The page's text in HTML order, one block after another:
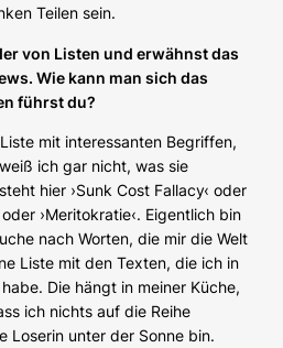
Teilen sein.
von Listen und erwähnst das
Wie kann man sich das
führst du?
mit interessanten Begriffen,
ich gar nicht, was sie
hier ›Sunk Cost Fallacy‹ oder
›Meritokratie‹. Eigentlich bin
nach Worten, die mir die Welt
Liste mit den Texten, die ich in
Die hängt in meiner Küche,
ich nichts auf die Reihe
Loserin unter der Sonne bin.